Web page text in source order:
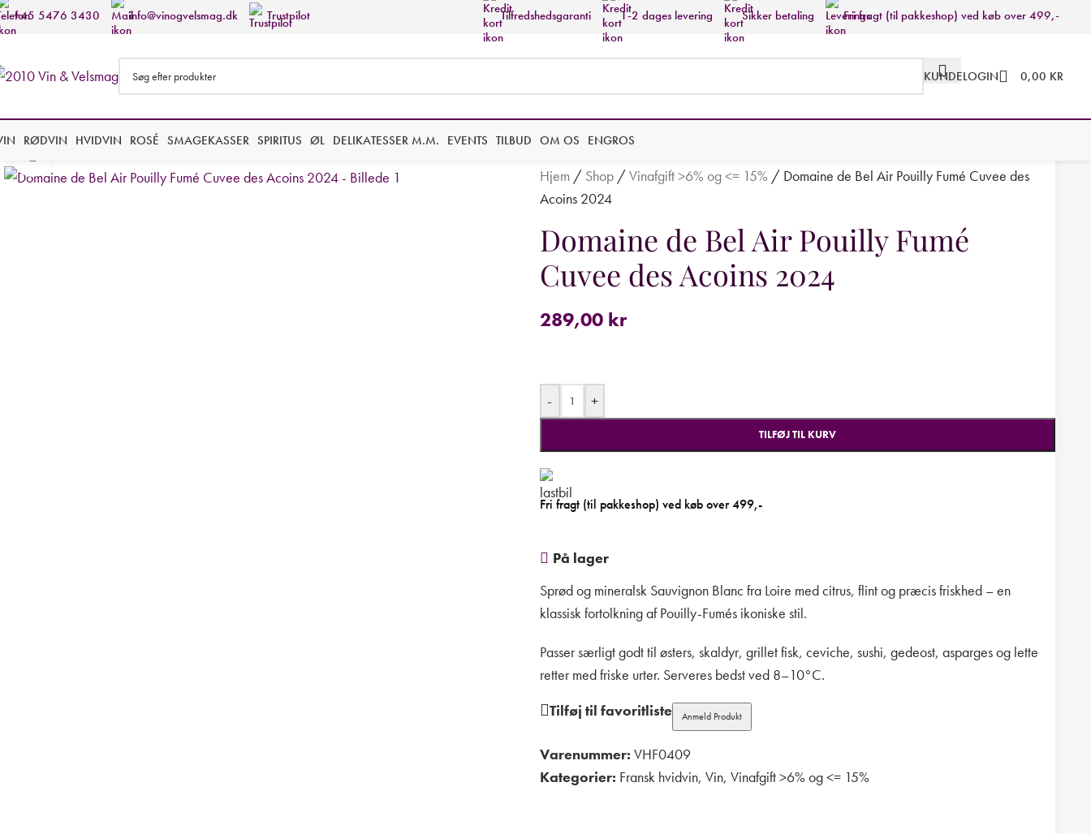
+45 5476 3430 info@vinogvelsmag.dk Trustpilot Tilfredshedsgaranti 1-2 dages levering Sikker betaling Fri fragt (til pakkeshop) ved køb over 499,-
KUNDELOGIN 0,00 KR
RØDVIN HVIDVIN ROSÉ SMAGEKASSER SPIRITUS ØL DELIKATESSER M.M. EVENTS TILBUD OM OS ENGROS
Hjem / Shop/ Vinafgift >6% og <= 15% / Domaine de Bel Air Pouilly Fumé Cuvee des
Acoins 2024
Domaine de Bel Air Pouilly Fumé
Cuvee des Acoins 2024
289,00 kr
- +
TILFØJ TIL KURV
Fri fragt (til pakkeshop) ved køb over 499,-
På lager
Sprød og mineralsk Sauvignon Blanc fra Loire med citrus, flint og præcis friskhed – en
klassisk fortolkning af Pouilly-Fumés ikoniske stil.
Passer særligt godt til østers, skaldyr, grillet fisk, ceviche, sushi, gedeost, asparges og lette
retter med friske urter. Serveres bedst ved 8–10°C.
Tilføj til favoritliste
Anmeld Produkt
Varenummer: VHF0409
Kategorier: Fransk hvidvin, Vin, Vinafgift >6% og <= 15%